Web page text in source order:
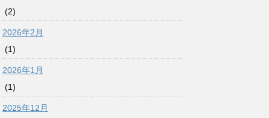
(2)
2026年2月
(1)
2026年1月
(1)
2025年12月